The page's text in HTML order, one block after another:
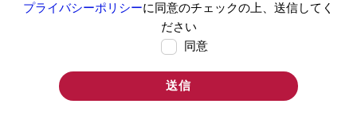
プライバシーポリシーに同意のチェックの上、送信してく
ださい
同意